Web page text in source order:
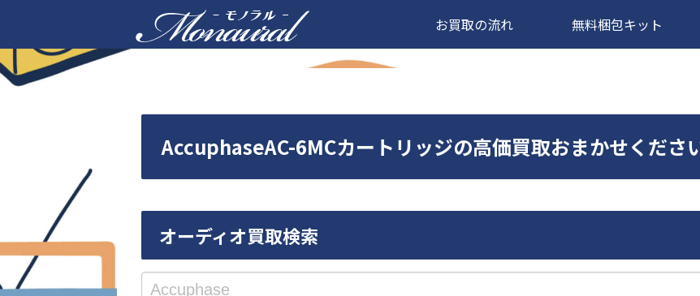
お買取の流れ 無料梱包キット
AccuphaseAC-6MCカートリッジの高価買取おまかせくださ
オーディオ買取検索